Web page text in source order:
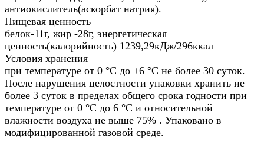
антиокислитель(аскорбат натрия).
Пищевая ценность
белок-11г, жир -28г, энергетическая
ценность(калорийность) 1239,29кДж/296ккал
Условия хранения
при температуре от 0 °С до +6 °С не более 30 суток.
После нарушения целостности упаковки хранить не
более 3 суток в пределах общего срока годности при
температуре от 0 °С до 6 °С и относительной
влажности воздуха не выше 75% . Упаковано в
модифицированной газовой среде.